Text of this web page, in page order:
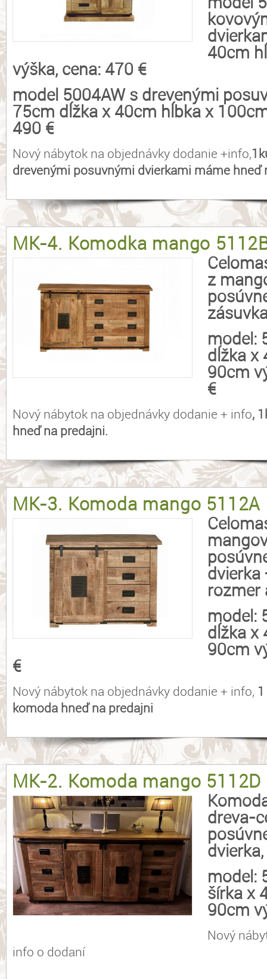
40cm
výška, cena: 470 €
model 5004AW s drevenými
75cm dĺžka x 40cm hĺbka x
490 €
Nový nábytok na objednávky dodanie +info,
drevenými posuvnými dvierkami máme hneď
MK-4. Komodka mango
z
model:
dĺžka x
90cm
€
Nový nábytok na objednávky dodanie + info,
hneď na predajni.
MK-3. Komoda mango 5112A
dvierka
rozmer
model:
dĺžka x
90cm
€
Nový nábytok na objednávky dodanie + info,
komoda hneď na predajni
MK-2. Komoda mango 5112D
dreva-
model:
šírka x
90cm
Nový
info o dodaní